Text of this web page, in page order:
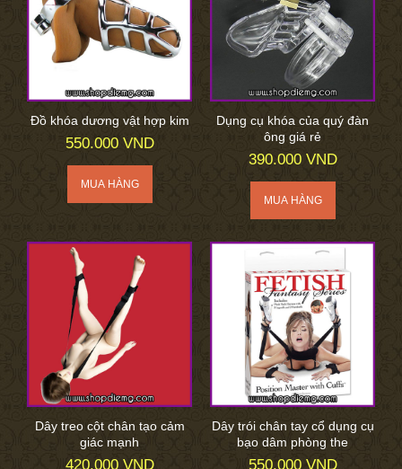
Đồ khóa dương vật hợp kim
550.000 VND
Dụng cụ khóa của quý đàn
ông giá rẻ
390.000 VND
Dây treo cột chân tạo cảm
giác mạnh
420.000 VND
Dây trói chân tay cổ dụng cụ
bạo dâm phòng the
550.000 VND